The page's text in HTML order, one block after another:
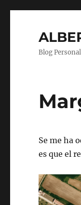
Blog
Se me ha
es que el